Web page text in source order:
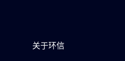
关于环信